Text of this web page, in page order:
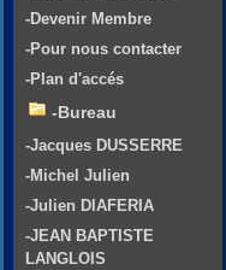
-Devenir Membre
-Pour nous contacter
-Plan d'accés
-Bureau
-Jacques DUSSERRE
-Michel Julien
-Julien DIAFERIA
-JEAN BAPTISTE
LANGLOIS